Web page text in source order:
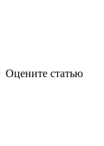
Оцените статью